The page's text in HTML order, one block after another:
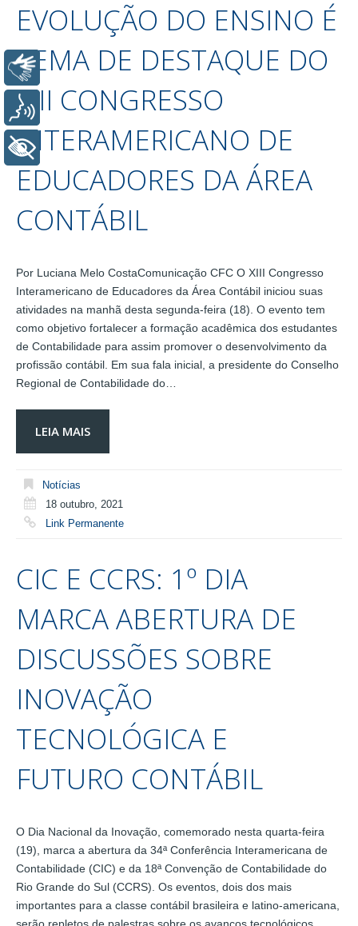
EVOLUÇÃO DO ENSINO É
TEMA DE DESTAQUE DO
XIII CONGRESSO
INTERAMERICANO DE
EDUCADORES DA ÁREA
CONTÁBIL
Por Luciana Melo CostaComunicação CFC O XIII Congresso
Interamericano de Educadores da Área Contábil iniciou suas
atividades na manhã desta segunda-feira (18). O evento tem
como objetivo fortalecer a formação acadêmica dos estudantes
de Contabilidade para assim promover o desenvolvimento da
profissão contábil. Em sua fala inicial, a presidente do Conselho
Regional de Contabilidade do…
LEIA MAIS
Notícias
18 outubro, 2021
Link Permanente
CIC E CCRS: 1º DIA
MARCA ABERTURA DE
DISCUSSÕES SOBRE
INOVAÇÃO
TECNOLÓGICA E
FUTURO CONTÁBIL
O Dia Nacional da Inovação, comemorado nesta quarta-feira
(19), marca a abertura da 34ª Conferência Interamericana de
Contabilidade (CIC) e da 18ª Convenção de Contabilidade do
Rio Grande do Sul (CCRS). Os eventos, dois dos mais
importantes para a classe contábil brasileira e latino-americana,
serão repletos de palestras sobre os avanços tecnológicos,
Libras
Voz
+ Acessibilidade